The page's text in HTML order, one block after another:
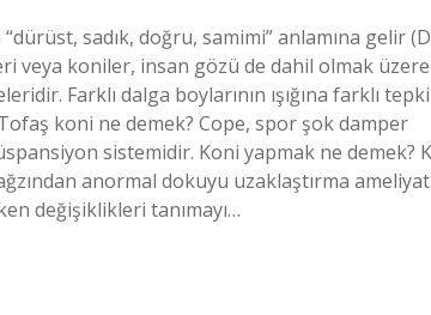
sadık, doğru, samimi” anlamına gelir
veya koniler, insan gözü de dahil olmak
Farklı dalga boylarının ışığına farklı tepki
koni ne demek? Cope, spor şok damper
sistemidir. Koni yapmak ne demek?
anormal dokuyu uzaklaştırma
değişiklikleri tanımayı…